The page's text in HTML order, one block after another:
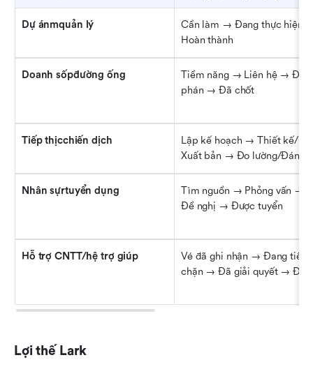
Dự ánmquản lý
Cần làm → Đang thực hiện
Hoàn thành
Doanh sốpđường ống
Tiềm năng → Liên hệ → Đề
phán → Đã chốt
Tiếp thịcchiến dịch
Lập kế hoạch → Thiết kế/
Xuất bản → Đo lường/Đánh
Nhân sựrtuyển dụng
Tìm nguồn → Phỏng vấn →
Đề nghị → Được tuyển
Hỗ trợ CNTT/hệ trợ giúp
Vé đã ghi nhận → Đang tiến
chặn → Đã giải quyết → Đã
Lợi thế Lark